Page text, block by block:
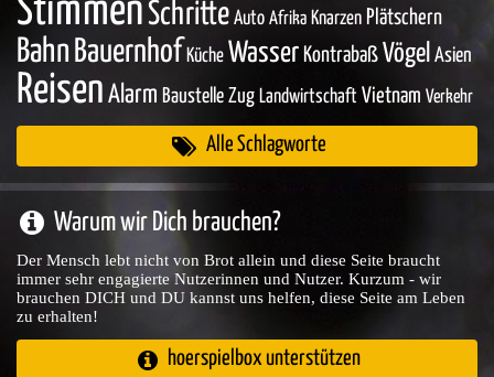
StimmenSchritte Auto Afrika Knarzen Plätschern
Bahn Bauernhof Küche Wasser Kontrabaß Vögel Asien
Reisen Alarm Baustelle Zug Landwirtschaft Vietnam Verkehr
Alle Schlagworte
Warum wir Dich brauchen?
Der Mensch lebt nicht von Brot allein und diese Seite braucht
immer sehr engagierte Nutzerinnen und Nutzer. Kurzum - wir
brauchen DICH und DU kannst uns helfen, diese Seite am Leben
zu erhalten!
hoerspielbox unterstützen